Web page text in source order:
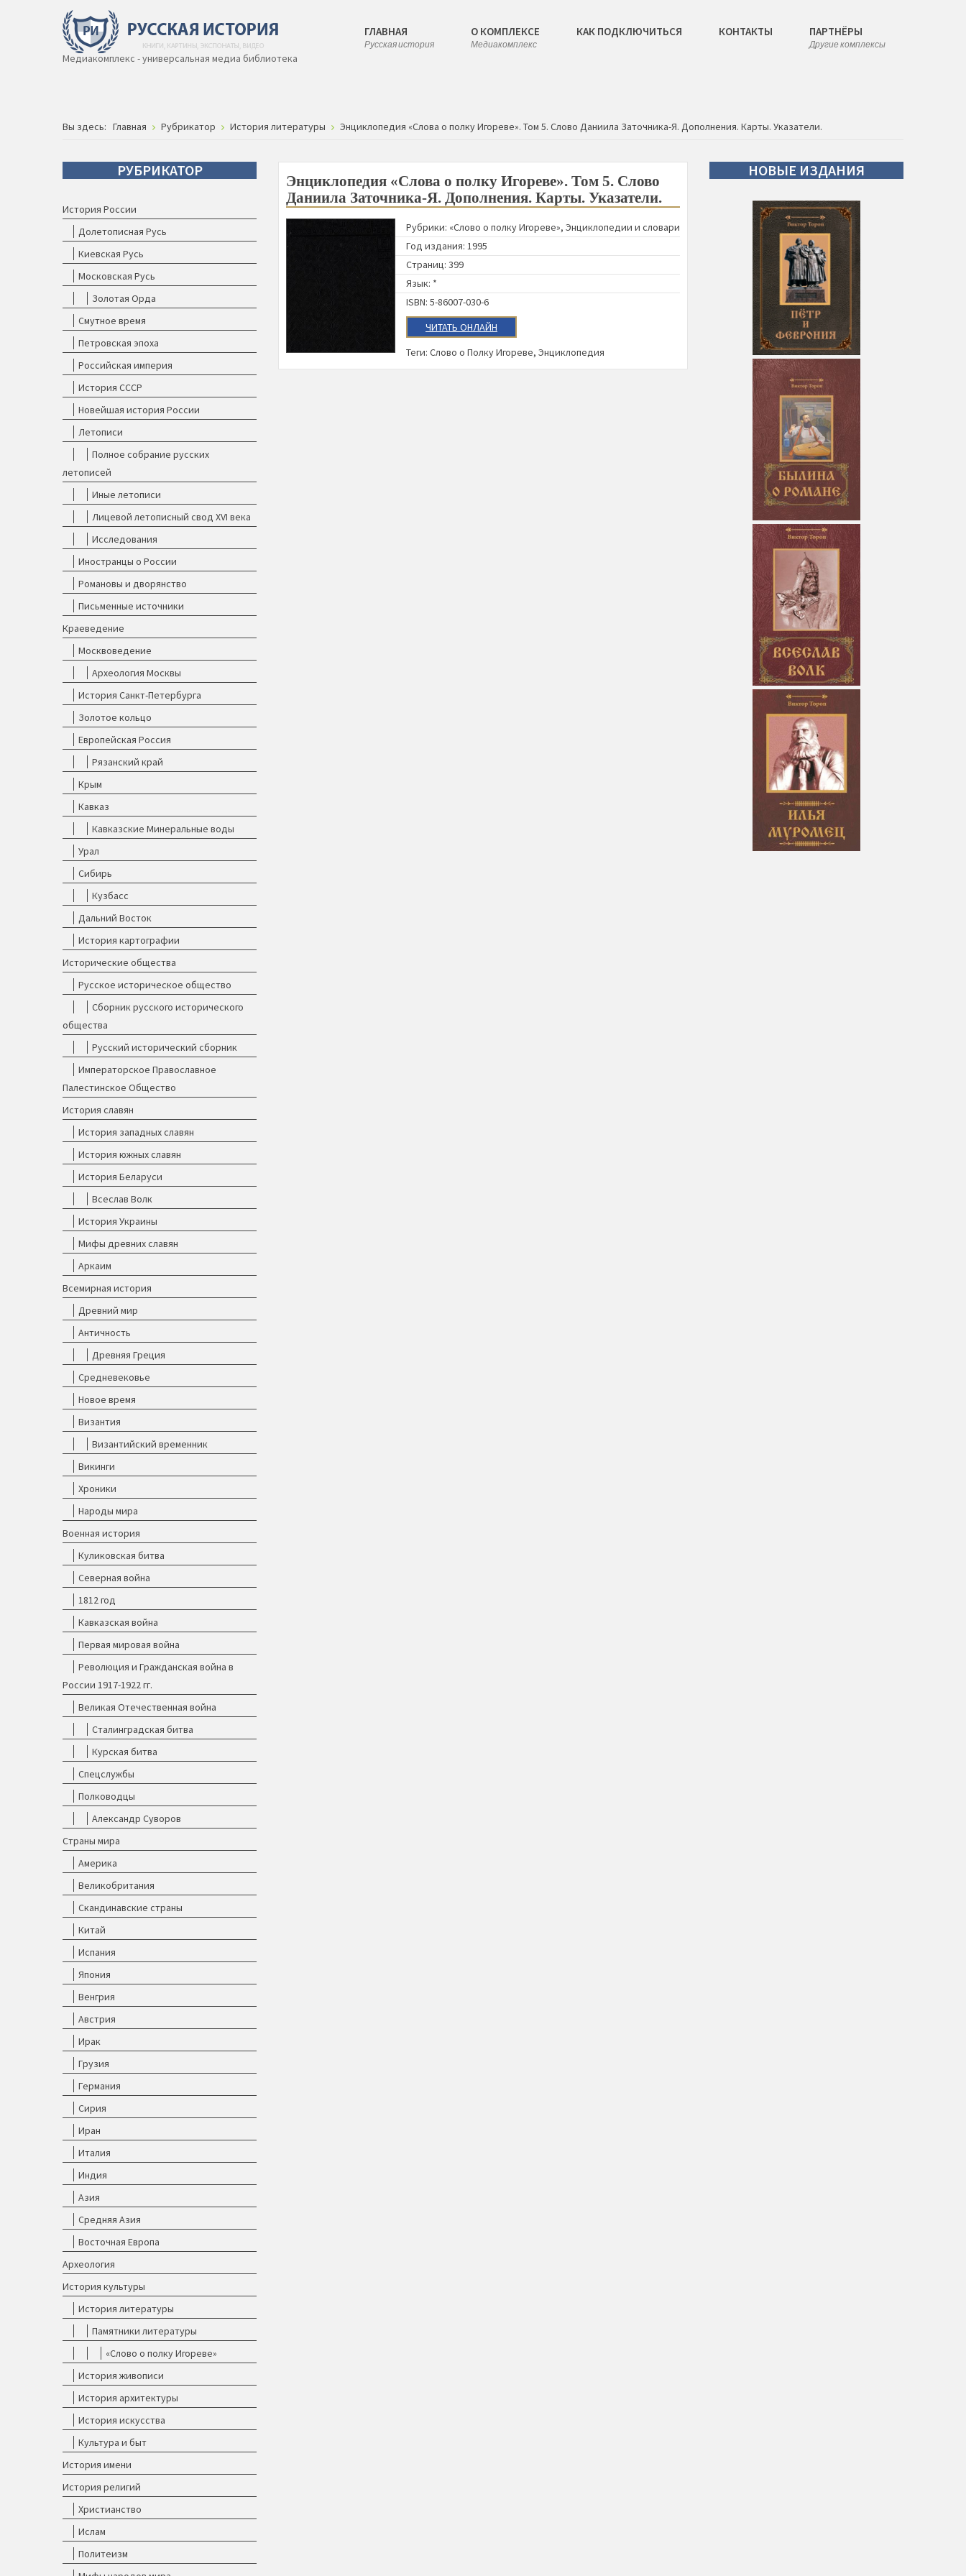
Медиакомплекс - универсальная медиа библиотека
ГЛАВНАЯ
Русская история
О КОМПЛЕКСЕ
Медиакомплекс
КАК ПОДКЛЮЧИТЬСЯ КОНТАКТЫ ПАРТНЁРЫ
Другие комплексы
Вы здесь: Главная Рубрикатор История литературы Энциклопедия «Слова о полку Игореве». Том 5. Слово Даниила Заточника-Я. Дополнения. Карты. Указатели.
Энциклопедия «Слова о полку Игореве». Том 5. Слово
Даниила Заточника-Я. Дополнения. Карты. Указатели.
Рубрики: «Слово о полку Игореве», Энциклопедии и словари
Год издания: 1995
Страниц: 399
Язык: *
ISBN: 5-86007-030-6
ЧИТАТЬ ОНЛАЙН
Теги: Слово о Полку Игореве, Энциклопедия
РУБРИКАТОР
История России
Долетописная Русь
Киевская Русь
Московская Русь
Золотая Орда
Смутное время
Петровская эпоха
Российская империя
История СССР
Новейшая история России
Летописи
Полное собрание русских
летописей
Иные летописи
Лицевой летописный свод XVI века
Исследования
Иностранцы о России
Романовы и дворянство
Письменные источники
Краеведение
Москвоведение
Археология Москвы
История Санкт-Петербурга
Золотое кольцо
Европейская Россия
Рязанский край
Крым
Кавказ
Кавказские Минеральные воды
Урал
Сибирь
Кузбасс
Дальний Восток
История картографии
Исторические общества
Русское историческое общество
Сборник русского исторического
общества
Русский исторический сборник
Императорское Православное
Палестинское Общество
История славян
История западных славян
История южных славян
История Беларуси
Всеслав Волк
История Украины
Мифы древних славян
Аркаим
Всемирная история
Древний мир
Античность
Древняя Греция
Средневековье
Новое время
Византия
Византийский временник
Викинги
Хроники
Народы мира
Военная история
Куликовская битва
Северная война
1812 год
Кавказская война
Первая мировая война
Революция и Гражданская война в
России 1917-1922 гг.
Великая Отечественная война
Сталинградская битва
Курская битва
Спецслужбы
Полководцы
Александр Суворов
Страны мира
Америка
Великобритания
Скандинавские страны
Китай
Испания
Япония
Венгрия
Австрия
Ирак
Грузия
Германия
Сирия
Иран
Италия
Индия
Азия
Средняя Азия
Восточная Европа
Археология
История культуры
История литературы
Памятники литературы
«Слово о полку Игореве»
История живописи
История архитектуры
История искусства
Культура и быт
История имени
История религий
Христианство
Ислам
Политеизм
НОВЫЕ ИЗДАНИЯ